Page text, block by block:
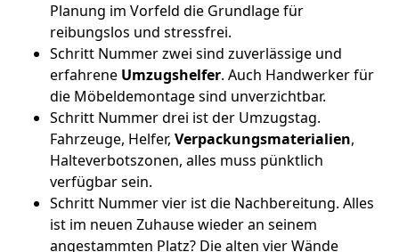
Planung im Vorfeld die Grundlage für
reibungslos und stressfrei.
Schritt Nummer zwei sind zuverlässige und
erfahrene Umzugshelfer. Auch Handwerker für
die Möbeldemontage sind unverzichtbar.
Schritt Nummer drei ist der Umzugstag.
Fahrzeuge, Helfer, Verpackungsmaterialien,
Halteverbotszonen, alles muss pünktlich
verfügbar sein.
Schritt Nummer vier ist die Nachbereitung. Alles
ist im neuen Zuhause wieder an seinem
angestammten Platz? Die alten vier Wände